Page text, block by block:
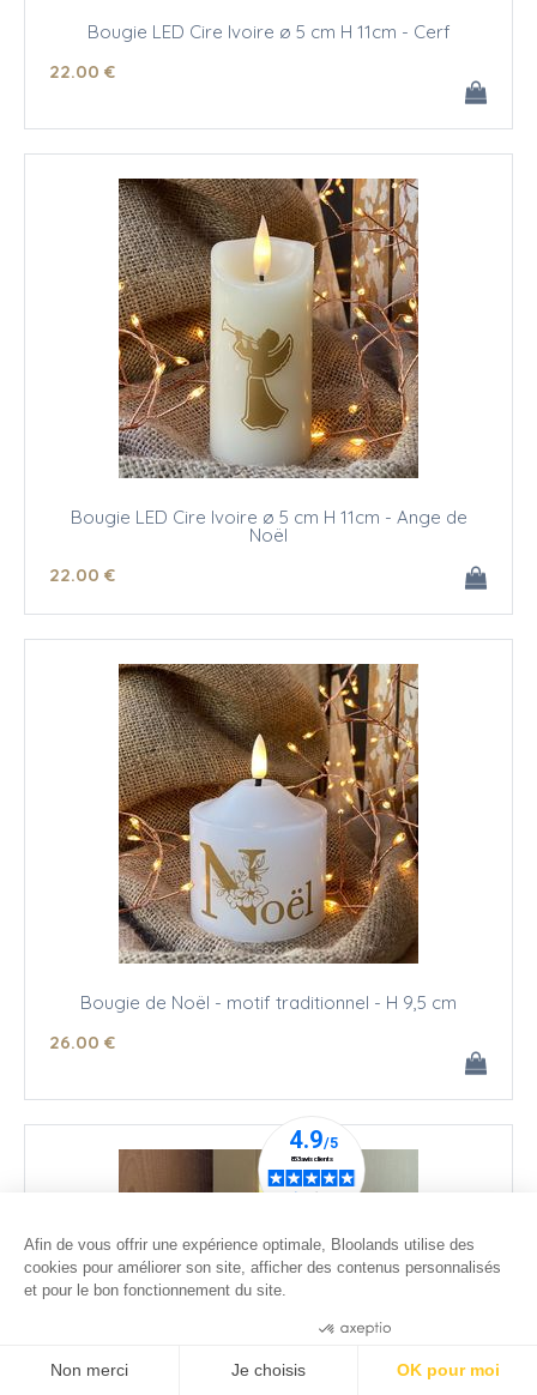
Bougie LED Cire Ivoire ø 5 cm H 11cm - Cerf
22.00 €
Bougie LED Cire Ivoire ø 5 cm H 11cm - Ange de
Noël
22.00 €
Bougie de Noël - motif traditionnel - H 9,5 cm
26.00 €
Afin de vous offrir une expérience optimale, Bloolands utilise des
cookies pour améliorer son site, afficher des contenus personnalisés
et pour le bon fonctionnement du site.
Non merci Je choisis OK pour moi